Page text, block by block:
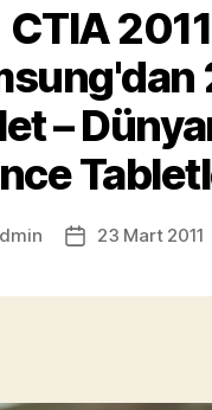
CTIA
–
Yazı23 Mart 2011